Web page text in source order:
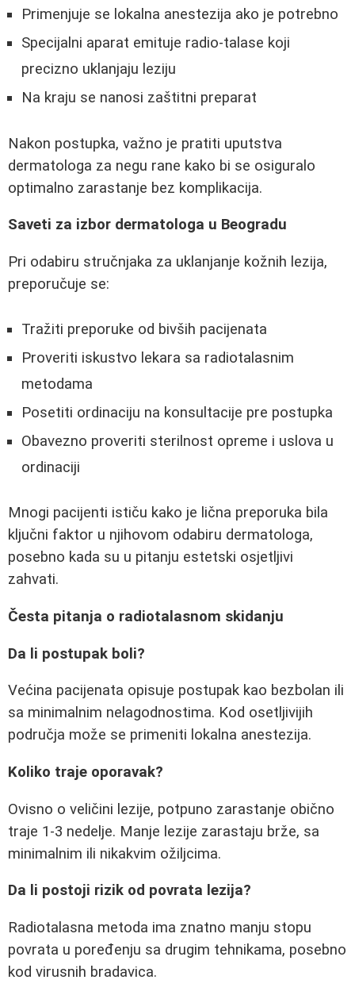
Primenjuje se lokalna anestezija ako je potrebno
Specijalni aparat emituje radio-talase koji
precizno uklanjaju leziju
Na kraju se nanosi zaštitni preparat
Nakon postupka, važno je pratiti uputstva
dermatologa za negu rane kako bi se osiguralo
optimalno zarastanje bez komplikacija.
Saveti za izbor dermatologa u Beogradu
Pri odabiru stručnjaka za uklanjanje kožnih lezija,
preporučuje se:
Tražiti preporuke od bivših pacijenata
Proveriti iskustvo lekara sa radiotalasnim
metodama
Posetiti ordinaciju na konsultacije pre postupka
Obavezno proveriti sterilnost opreme i uslova u
ordinaciji
Mnogi pacijenti ističu kako je lična preporuka bila
ključni faktor u njihovom odabiru dermatologa,
posebno kada su u pitanju estetski osjetljivi
zahvati.
Česta pitanja o radiotalasnom skidanju
Da li postupak boli?
Većina pacijenata opisuje postupak kao bezbolan ili
sa minimalnim nelagodnostima. Kod osetljivijih
područja može se primeniti lokalna anestezija.
Koliko traje oporavak?
Ovisno o veličini lezije, potpuno zarastanje obično
traje 1-3 nedelje. Manje lezije zarastaju brže, sa
minimalnim ili nikakvim ožiljcima.
Da li postoji rizik od povrata lezija?
Radiotalasna metoda ima znatno manju stopu
povrata u poređenju sa drugim tehnikama, posebno
kod virusnih bradavica.